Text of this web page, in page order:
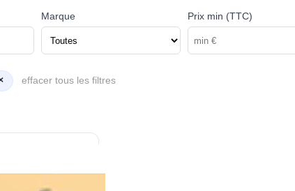
Marque Prix min (TTC)
effacer tous les filtres